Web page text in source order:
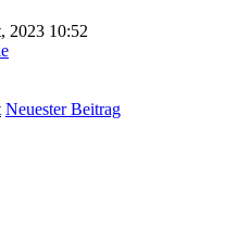
2023 10:52
Neuester Beitrag